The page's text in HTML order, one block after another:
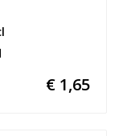
€ 1,65